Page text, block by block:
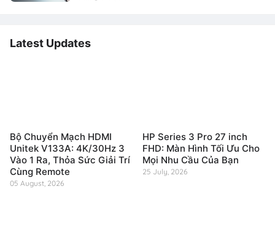
Latest Updates
Bộ Chuyển Mạch HDMI
Unitek V133A: 4K/30Hz 3
Vào 1 Ra, Thỏa Sức Giải Trí
Cùng Remote
05 August, 2026
HP Series 3 Pro 27 inch
FHD: Màn Hình Tối Ưu Cho
Mọi Nhu Cầu Của Bạn
25 July, 2026